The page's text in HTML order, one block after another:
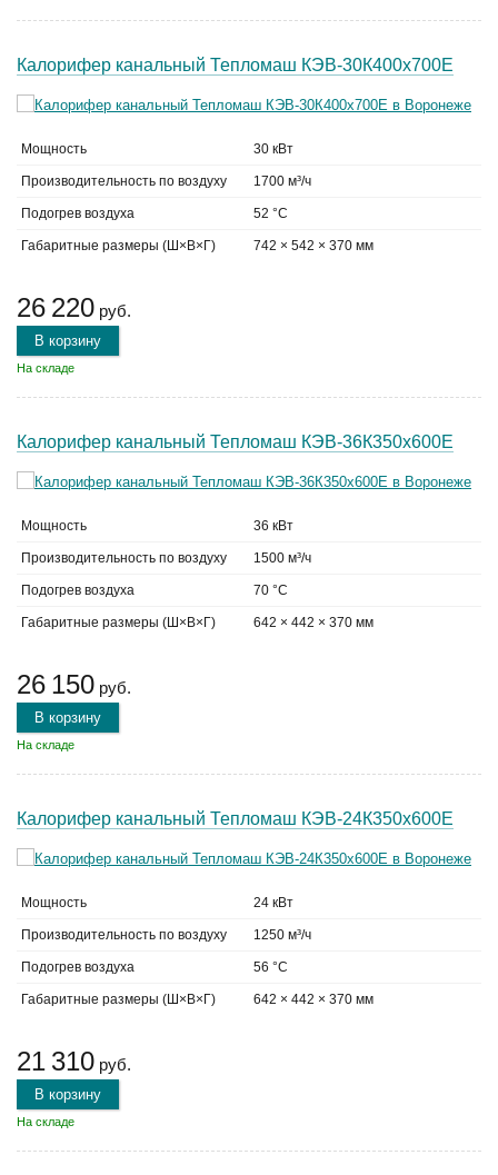
Калорифер канальный Тепломаш КЭВ-30К400х700Е
Мощность 30 кВт
Производительность по воздуху 1700 м³/ч
Подогрев воздуха 52 °C
Габаритные размеры (Ш×В×Г) 742 × 542 × 370 мм
26 220 руб.
В корзину
На складе
Калорифер канальный Тепломаш КЭВ-36К350х600Е
Мощность 36 кВт
Производительность по воздуху 1500 м³/ч
Подогрев воздуха 70 °C
Габаритные размеры (Ш×В×Г) 642 × 442 × 370 мм
26 150 руб.
В корзину
На складе
Калорифер канальный Тепломаш КЭВ-24К350х600Е
Мощность 24 кВт
Производительность по воздуху 1250 м³/ч
Подогрев воздуха 56 °C
Габаритные размеры (Ш×В×Г) 642 × 442 × 370 мм
21 310 руб.
В корзину
На складе